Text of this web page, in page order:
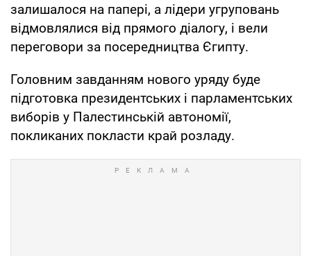
залишалося на папері, а лідери угруповань
відмовлялися від прямого діалогу, і вели
переговори за посередництва Єгипту.
Головним завданням нового уряду буде
підготовка президентських і парламентських
виборів у Палестинській автономії,
покликаних покласти край розладу.